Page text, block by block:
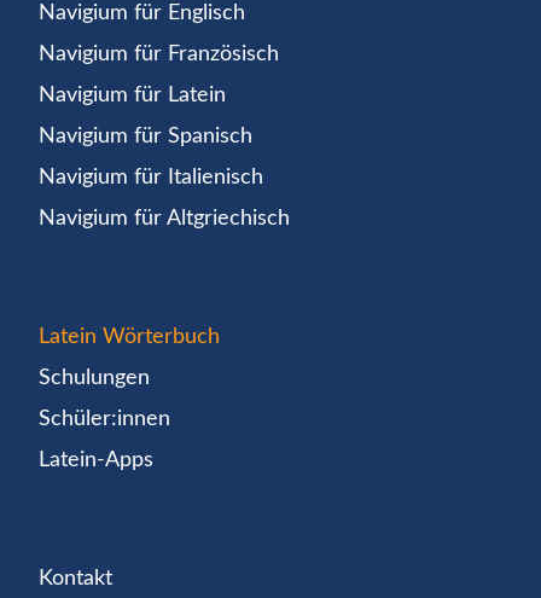
Navigium für Englisch
Navigium für Französisch
Navigium für Latein
Navigium für Spanisch
Navigium für Italienisch
Navigium für Altgriechisch
Latein Wörterbuch
Schulungen
Schüler:innen
Latein-Apps
Kontakt